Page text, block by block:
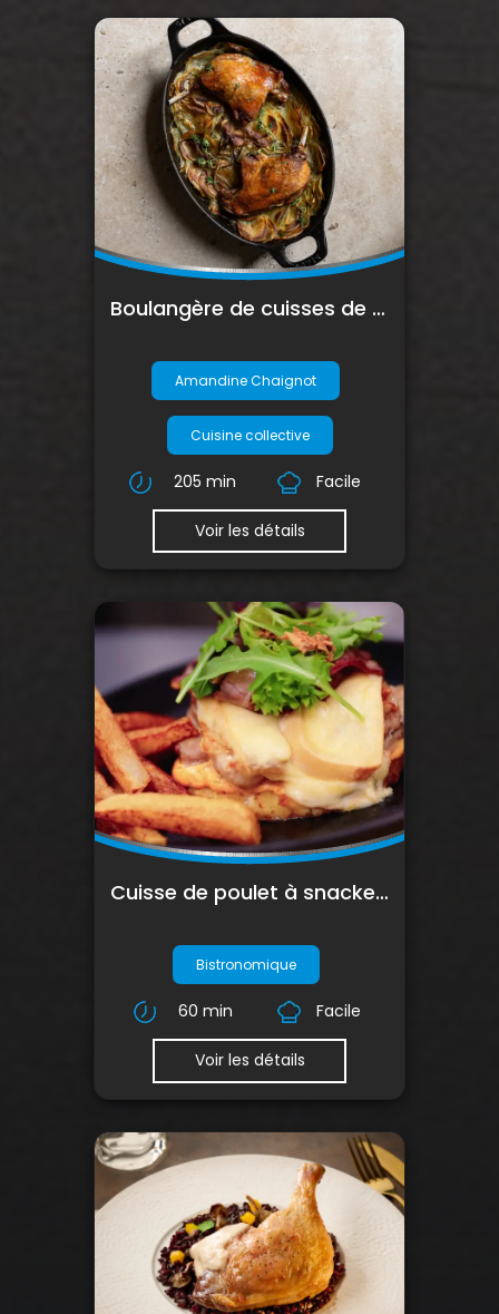
Boulangère de cuisses de canard
Amandine Chaignot
Cuisine collective
205 min Facile
Voir les détails
Cuisse de poulet à snacker façon montagnarde
Bistronomique
60 min Facile
Voir les détails